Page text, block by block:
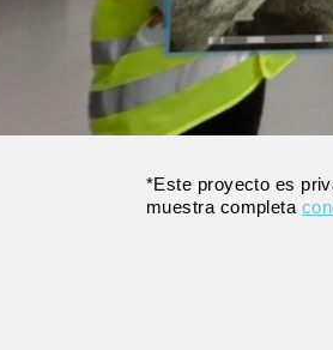
*Este proyecto es
muestra completa